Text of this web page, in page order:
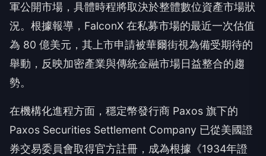
軍公開市場，具體時程將取決於整體數位資產市場狀
況。根據報導，FalconX 在私募市場的最近一次估值
為 80 億美元，其上市申請被華爾街視為備受期待的
舉動，反映加密產業與傳統金融市場日益整合的趨
勢。
在機構化進程方面，穩定幣發行商 Paxos 旗下的
Paxos Securities Settlement Company 已從美國證
券交易委員會取得官方註冊，成為根據《1934年證